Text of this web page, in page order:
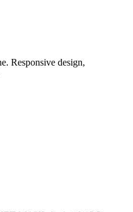
Responsive design,